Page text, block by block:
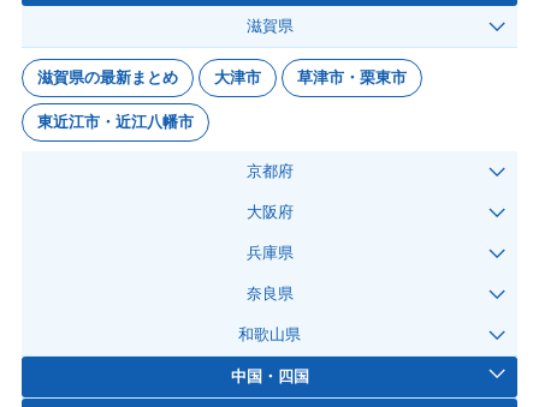
滋賀県
滋賀県の最新まとめ 大津市 草津市・栗東市
東近江市・近江八幡市
京都府
大阪府
兵庫県
奈良県
和歌山県
中国・四国